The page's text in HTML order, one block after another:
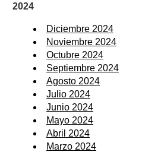
2024
Diciembre 2024
Noviembre 2024
Octubre 2024
Septiembre 2024
Agosto 2024
Julio 2024
Junio 2024
Mayo 2024
Abril 2024
Marzo 2024